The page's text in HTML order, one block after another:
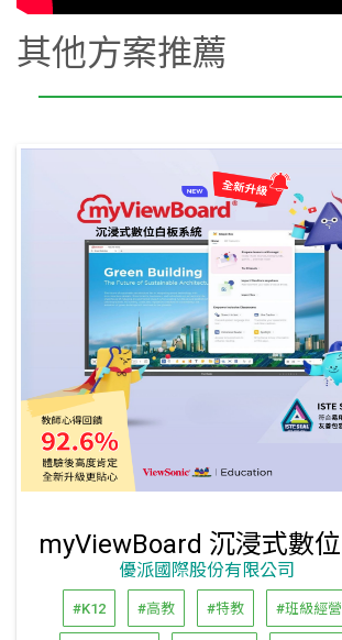
其他方案推薦
優派國際股份有限公司
#K12 #高教 #特教 #班級經營